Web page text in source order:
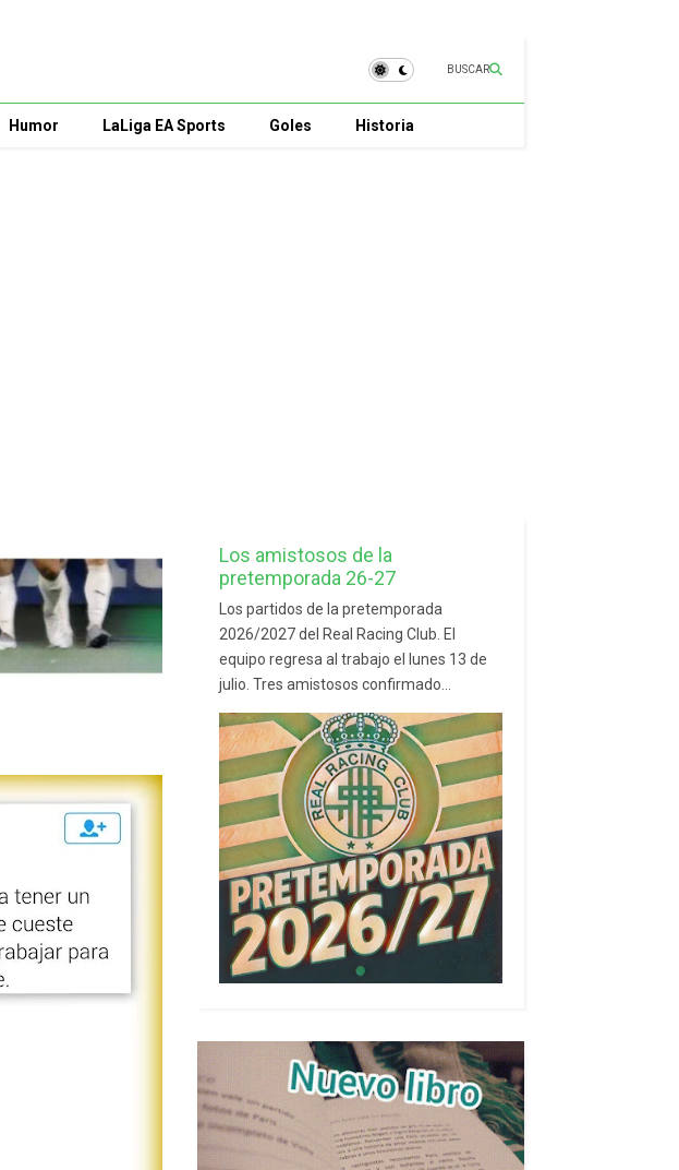
BUSCAR
Humor LaLiga EA Sports Goles Historia
Los amistosos de la
pretemporada 26-27
Los partidos de la pretemporada
2026/2027 del Real Racing Club. El
equipo regresa al trabajo el lunes 13 de
julio. Tres amistosos confirmado...